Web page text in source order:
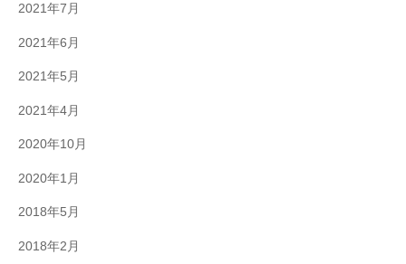
2021年7月
2021年6月
2021年5月
2021年4月
2020年10月
2020年1月
2018年5月
2018年2月